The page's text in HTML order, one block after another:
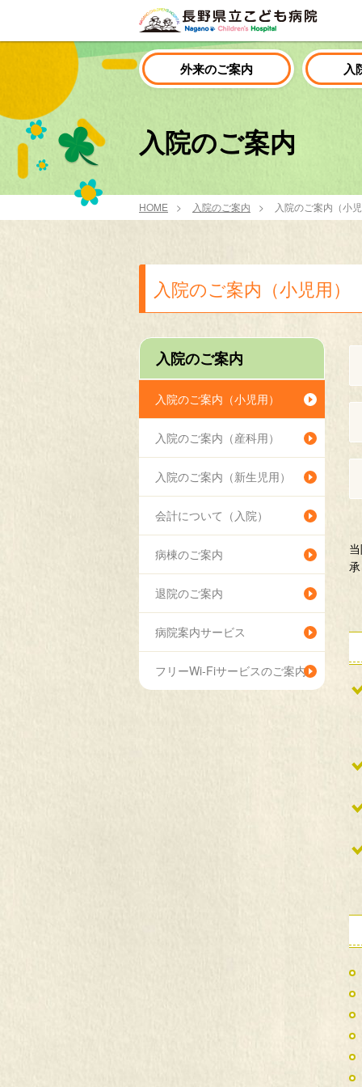
外来のご案内 入
入院のご案内
HOME 入院のご案内 入院のご案内（小
入院のご案内（小児用）
入院のご案内
入院のご案内（小児用）
入院のご案内（産科用）
入院のご案内（新生児用）
会計について（入院）
病棟のご案内
退院のご案内
病院案内サービス
フリーWi-Fiサービスのご案内